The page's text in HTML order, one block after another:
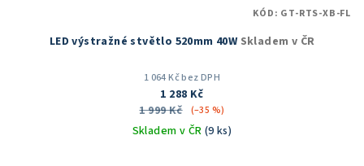
LED výstražné stvětlo 520mm 40W Skladem v ČR
1 064 Kč bez DPH
1 288 Kč
1 999 Kč
(–35 %)
Skladem v ČR (9 ks)
KÓD: GT-RTS-XB-FL